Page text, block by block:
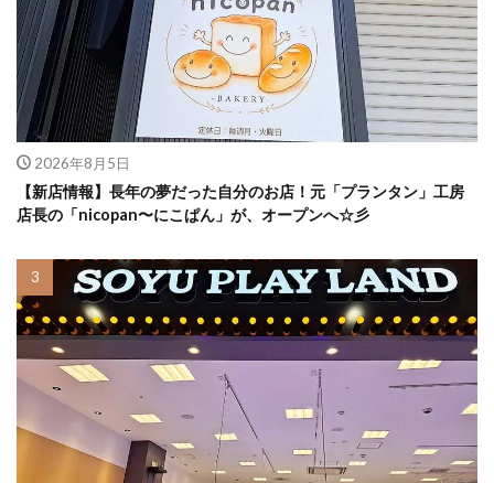
2026年8月5日
【新店情報】長年の夢だった自分のお店！元「プランタン」工房
店長の「nicopan〜にこぱん」が、オープンへ☆彡